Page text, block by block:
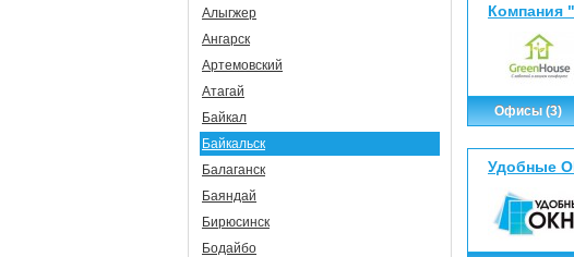
Компания
Офисы (3)
Удобные
Алыгжер
Ангарск
Артемовский
Атагай
Байкал
Байкальск
Балаганск
Баяндай
Бирюсинск
Бодайбо